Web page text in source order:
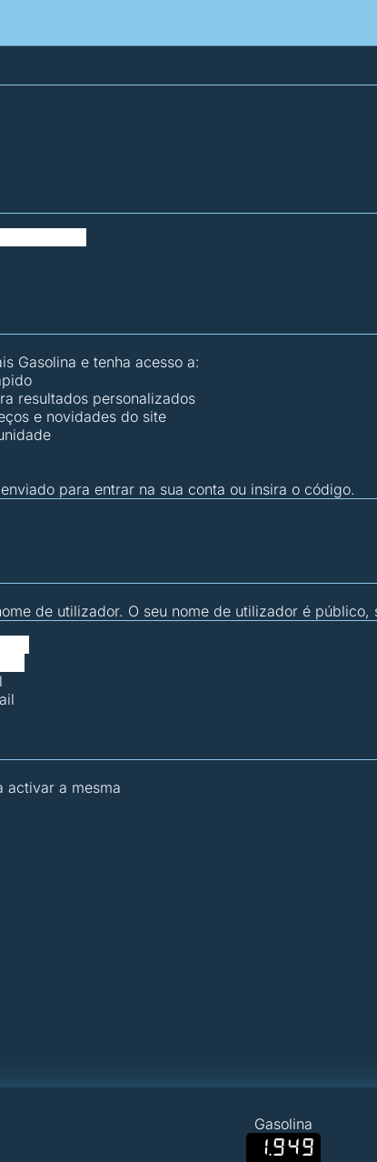
Gasolina e tenha acesso a:
resultados personalizados
e novidades do site
para entrar na sua conta ou insira o código.
de utilizador. O seu nome de utilizador é
activar a mesma
Gasolina
1.949